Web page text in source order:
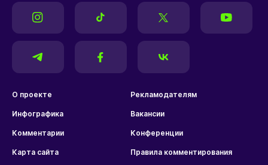
О проекте Рекламодателям
Инфографика Вакансии
Комментарии Конференции
Карта сайта Правила комментирования